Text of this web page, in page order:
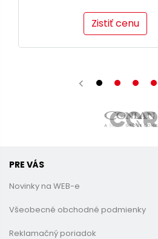
Zistiť cenu
PRE VÁS
Novinky na WEB-e
Všeobecné obchodné podmienky
Reklamačný poriadok